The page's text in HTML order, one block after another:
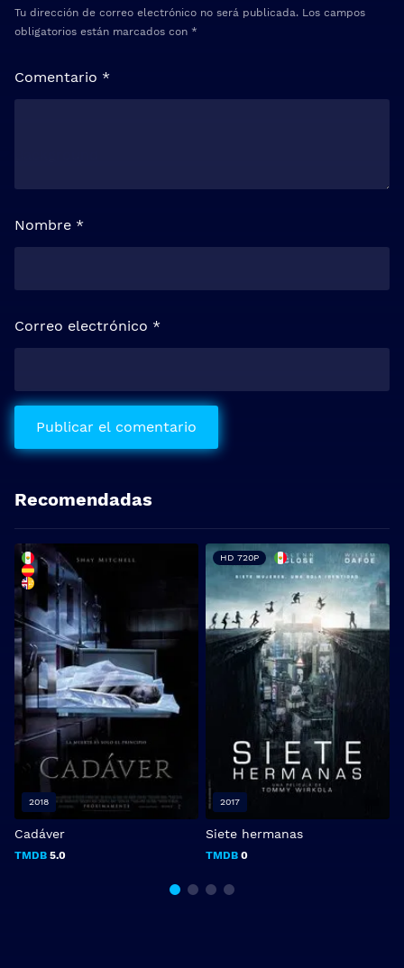
Tu dirección de correo electrónico no será publicada. Los campos
obligatorios están marcados con *
Comentario *
Nombre *
Correo electrónico *
Recomendadas
Cadáver
TMDB 5.0
2018
Siete hermanas
TMDB 0
HD 720P
2017